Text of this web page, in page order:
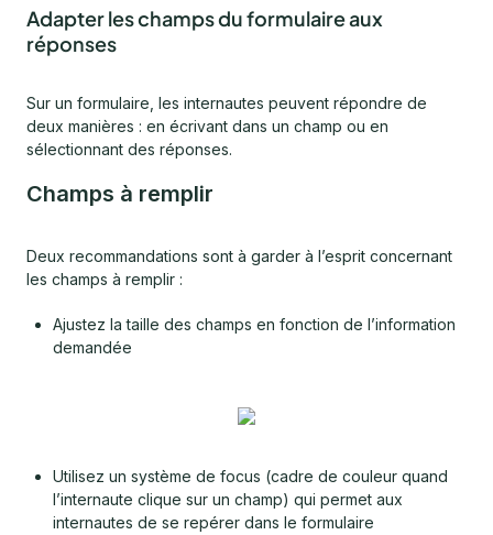
Adapter les champs du formulaire aux
réponses
Sur un formulaire, les internautes peuvent répondre de
deux manières : en écrivant dans un champ ou en
sélectionnant des réponses.
Champs à remplir
Deux recommandations sont à garder à l’esprit concernant
les champs à remplir :
Ajustez la taille des champs en fonction de l’information
demandée
Utilisez un système de focus (cadre de couleur quand
l’internaute clique sur un champ) qui permet aux
internautes de se repérer dans le formulaire